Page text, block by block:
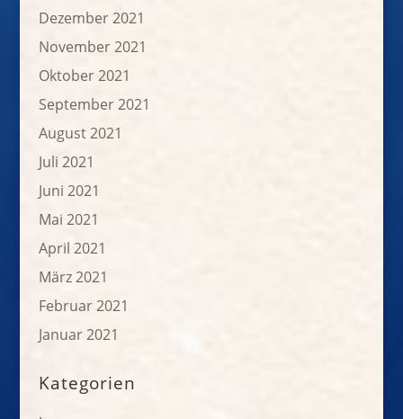
Dezember 2021
November 2021
Oktober 2021
September 2021
August 2021
Juli 2021
Juni 2021
Mai 2021
April 2021
März 2021
Februar 2021
Januar 2021
Kategorien
.